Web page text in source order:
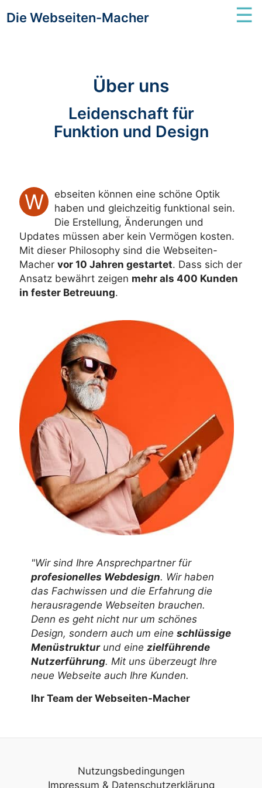
Die Webseiten-Macher ☰
Über uns
Leidenschaft für
Funktion und Design
W
ebseiten können eine schöne Optik
haben und gleichzeitig funktional sein.
Die Erstellung, Änderungen und
Updates müssen aber kein Vermögen kosten.
Mit dieser Philosophy sind die Webseiten-
Macher vor 10 Jahren gestartet. Dass sich der
Ansatz bewährt zeigen mehr als 400 Kunden
in fester Betreuung.
"Wir sind Ihre Ansprechpartner für
profesionelles Webdesign. Wir haben
das Fachwissen und die Erfahrung die
herausragende Webseiten brauchen.
Denn es geht nicht nur um schönes
Design, sondern auch um eine schlüssige
Menüstrukturund eine zielführende
Nutzerführung. Mit uns überzeugt Ihre
neue Webseite auch Ihre Kunden.
Ihr Team der Webseiten-Macher
Nutzungsbedingungen
Impressum & Datenschutzerklärung